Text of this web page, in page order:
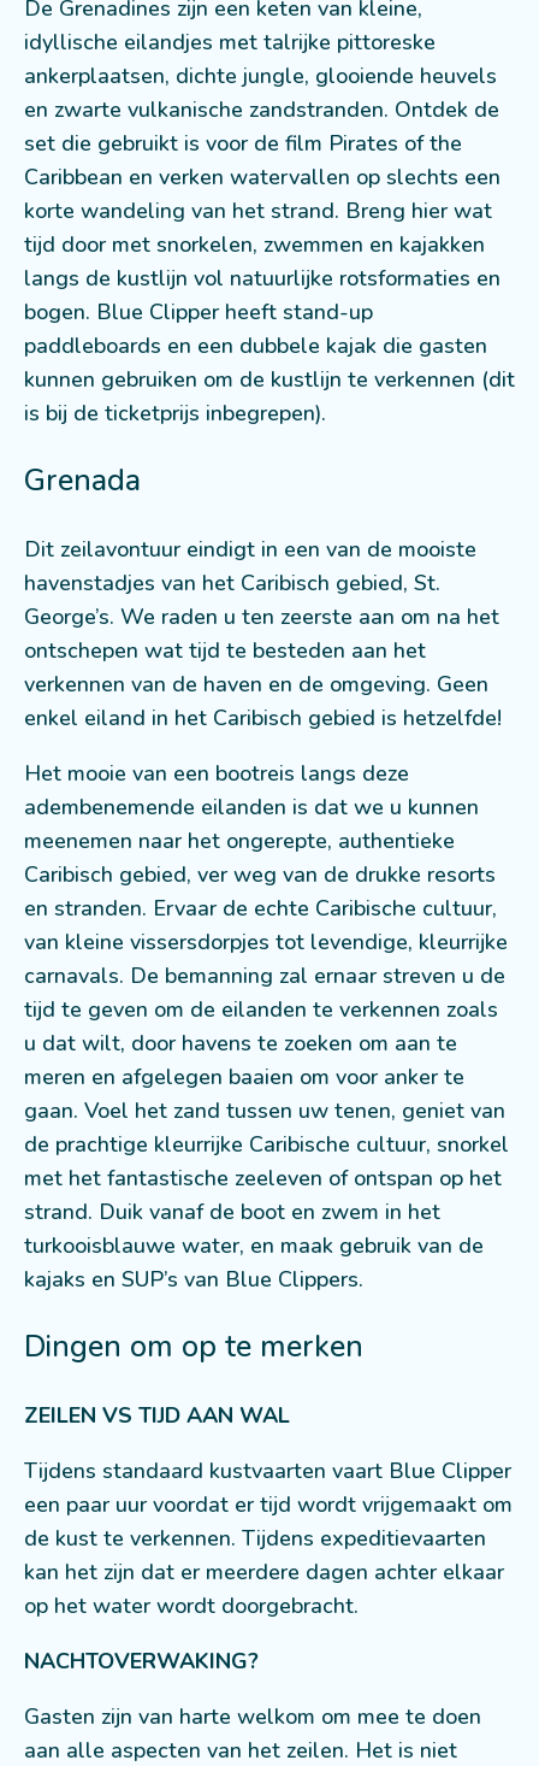
De Grenadines zijn een keten van kleine,
idyllische eilandjes met talrijke pittoreske
ankerplaatsen, dichte jungle, glooiende heuvels
en zwarte vulkanische zandstranden. Ontdek de
set die gebruikt is voor de film Pirates of the
Caribbean en verken watervallen op slechts een
korte wandeling van het strand. Breng hier wat
tijd door met snorkelen, zwemmen en kajakken
langs de kustlijn vol natuurlijke rotsformaties en
bogen. Blue Clipper heeft stand-up
paddleboards en een dubbele kajak die gasten
kunnen gebruiken om de kustlijn te verkennen (dit
is bij de ticketprijs inbegrepen).
Grenada
Dit zeilavontuur eindigt in een van de mooiste
havenstadjes van het Caribisch gebied, St.
George’s. We raden u ten zeerste aan om na het
ontschepen wat tijd te besteden aan het
verkennen van de haven en de omgeving. Geen
enkel eiland in het Caribisch gebied is hetzelfde!
Het mooie van een bootreis langs deze
adembenemende eilanden is dat we u kunnen
meenemen naar het ongerepte, authentieke
Caribisch gebied, ver weg van de drukke resorts
en stranden. Ervaar de echte Caribische cultuur,
van kleine vissersdorpjes tot levendige, kleurrijke
carnavals. De bemanning zal ernaar streven u de
tijd te geven om de eilanden te verkennen zoals
u dat wilt, door havens te zoeken om aan te
meren en afgelegen baaien om voor anker te
gaan. Voel het zand tussen uw tenen, geniet van
de prachtige kleurrijke Caribische cultuur, snorkel
met het fantastische zeeleven of ontspan op het
strand. Duik vanaf de boot en zwem in het
turkooisblauwe water, en maak gebruik van de
kajaks en SUP’s van Blue Clippers.
Dingen om op te merken
ZEILEN VS TIJD AAN WAL
Tijdens standaard kustvaarten vaart Blue Clipper
een paar uur voordat er tijd wordt vrijgemaakt om
de kust te verkennen. Tijdens expeditievaarten
kan het zijn dat er meerdere dagen achter elkaar
op het water wordt doorgebracht.
NACHTOVERWAKING?
Gasten zijn van harte welkom om mee te doen
aan alle aspecten van het zeilen. Het is niet